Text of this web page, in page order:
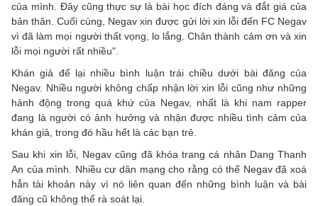
của mình. Đây cũng thực sự là bài học đích đáng và đắt giá của
bản thân. Cuối cùng, Negav xin được gửi lời xin lỗi đến FC Negav
vì đã làm mọi người thất vọng, lo lắng. Chân thành cảm ơn và xin
lỗi mọi người rất nhiều".
Khán giả để lại nhiều bình luận trái chiều dưới bài đăng của
Negav. Nhiều người không chấp nhận lời xin lỗi cũng như những
hành động trong quá khứ của Negav, nhất là khi nam rapper
đang là người có ảnh hưởng và nhận được nhiều tình cảm của
khán giả, trong đó hầu hết là các bạn trẻ.
Sau khi xin lỗi, Negav cũng đã khóa trang cá nhân Dang Thanh
An của mình. Nhiều cư dân mạng cho rằng có thể Negav đã xoá
hẳn tài khoản này vì nó liên quan đến những bình luận và bài
đăng cũ không thể rà soát lại.